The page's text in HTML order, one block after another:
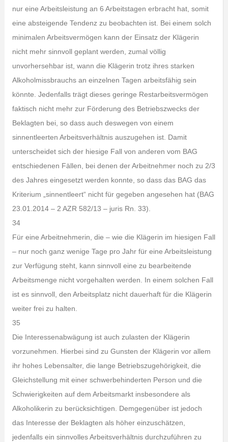
nur eine Arbeitsleistung an 6 Arbeitstagen erbracht hat, somit
eine absteigende Tendenz zu beobachten ist. Bei einem solch
minimalen Arbeitsvermögen kann der Einsatz der Klägerin
nicht mehr sinnvoll geplant werden, zumal völlig
unvorhersehbar ist, wann die Klägerin trotz ihres starken
Alkoholmissbrauchs an einzelnen Tagen arbeitsfähig sein
könnte. Jedenfalls trägt dieses geringe Restarbeitsvermögen
faktisch nicht mehr zur Förderung des Betriebszwecks der
Beklagten bei, so dass auch deswegen von einem
sinnentleerten Arbeitsverhältnis auszugehen ist. Damit
unterscheidet sich der hiesige Fall von anderen vom BAG
entschiedenen Fällen, bei denen der Arbeitnehmer noch zu 2/3
des Jahres eingesetzt werden konnte, so dass das BAG das
Kriterium „sinnentleert“ nicht für gegeben angesehen hat (BAG
23.01.2014 – 2 AZR 582/13 – juris Rn. 33).
34
Für eine Arbeitnehmerin, die – wie die Klägerin im hiesigen Fall
– nur noch ganz wenige Tage pro Jahr für eine Arbeitsleistung
zur Verfügung steht, kann sinnvoll eine zu bearbeitende
Arbeitsmenge nicht vorgehalten werden. In einem solchen Fall
ist es sinnvoll, den Arbeitsplatz nicht dauerhaft für die Klägerin
weiter frei zu halten.
35
Die Interessenabwägung ist auch zulasten der Klägerin
vorzunehmen. Hierbei sind zu Gunsten der Klägerin vor allem
ihr hohes Lebensalter, die lange Betriebszugehörigkeit, die
Gleichstellung mit einer schwerbehinderten Person und die
Schwierigkeiten auf dem Arbeitsmarkt insbesondere als
Alkoholikerin zu berücksichtigen. Demgegenüber ist jedoch
das Interesse der Beklagten als höher einzuschätzen,
jedenfalls ein sinnvolles Arbeitsverhältnis durchzuführen zu